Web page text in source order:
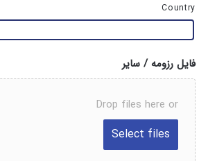
Country
فایل رزومه / سایر
Drop files here or